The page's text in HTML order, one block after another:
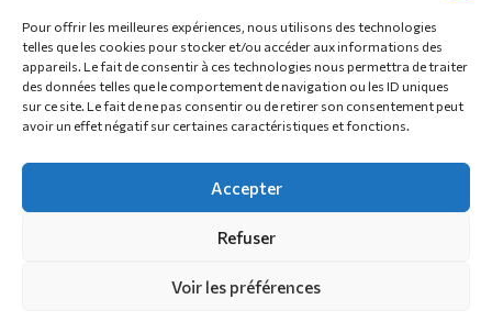
Pour offrir les meilleures expériences, nous utilisons des technologies
telles que les cookies pour stocker et/ou accéder aux informations des
appareils. Le fait de consentir à ces technologies nous permettra de traiter
des données telles que le comportement de navigation ou les ID uniques
sur ce site. Le fait de ne pas consentir ou de retirer son consentement peut
avoir un effet négatif sur certaines caractéristiques et fonctions.
Accepter
Refuser
Voir les préférences
Règlement
Politique de confidentialité
SUIVEZ-NOUS SUR